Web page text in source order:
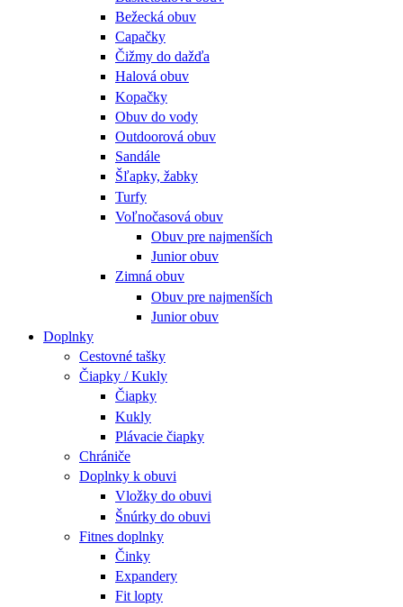
Bežecká obuv
Capačky
Čižmy do dažďa
Halová obuv
Kopačky
Obuv do vody
Outdoorová obuv
Sandále
Šľapky, žabky
Turfy
Voľnočasová obuv
Obuv pre najmenších
Junior obuv
Zimná obuv
Obuv pre najmenších
Junior obuv
Doplnky
Cestovné tašky
Čiapky / Kukly
Čiapky
Kukly
Plávacie čiapky
Chrániče
Doplnky k obuvi
Vložky do obuvi
Šnúrky do obuvi
Fitnes doplnky
Činky
Expandery
Fit lopty